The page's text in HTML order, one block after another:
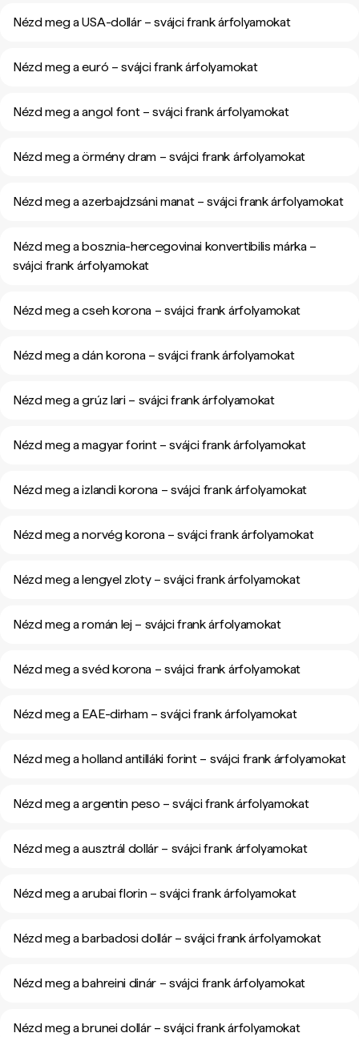
Nézd meg a USA-dollár – svájci frank árfolyamokat
Nézd meg a euró – svájci frank árfolyamokat
Nézd meg a angol font – svájci frank árfolyamokat
Nézd meg a örmény dram – svájci frank árfolyamokat
Nézd meg a azerbajdzsáni manat – svájci frank árfolyamokat
Nézd meg a bosznia-hercegovinai konvertibilis márka –
svájci frank árfolyamokat
Nézd meg a cseh korona – svájci frank árfolyamokat
Nézd meg a dán korona – svájci frank árfolyamokat
Nézd meg a grúz lari – svájci frank árfolyamokat
Nézd meg a magyar forint – svájci frank árfolyamokat
Nézd meg a izlandi korona – svájci frank árfolyamokat
Nézd meg a norvég korona – svájci frank árfolyamokat
Nézd meg a lengyel zloty – svájci frank árfolyamokat
Nézd meg a román lej – svájci frank árfolyamokat
Nézd meg a svéd korona – svájci frank árfolyamokat
Nézd meg a EAE-dirham – svájci frank árfolyamokat
Nézd meg a holland antilláki forint – svájci frank árfolyamokat
Nézd meg a argentin peso – svájci frank árfolyamokat
Nézd meg a ausztrál dollár – svájci frank árfolyamokat
Nézd meg a arubai florin – svájci frank árfolyamokat
Nézd meg a barbadosi dollár – svájci frank árfolyamokat
Nézd meg a bahreini dinár – svájci frank árfolyamokat
Nézd meg a brunei dollár – svájci frank árfolyamokat